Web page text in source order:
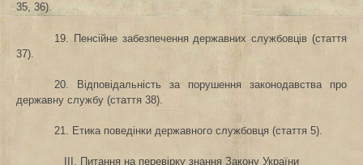
35, 36).
19. Пенсійне забезпечення державних службовців (стаття
37).
20. Відповідальність за порушення законодавства про
державну службу (стаття 38).
21. Етика поведінки державного службовця (стаття 5).
III. Питання на перевірку знання Закону України